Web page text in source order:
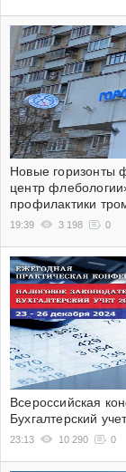
Новые горизонты
центр
профилактики
19:39 3 198 0
Всероссийская
Бухгалтерский
23:13 10 290 0